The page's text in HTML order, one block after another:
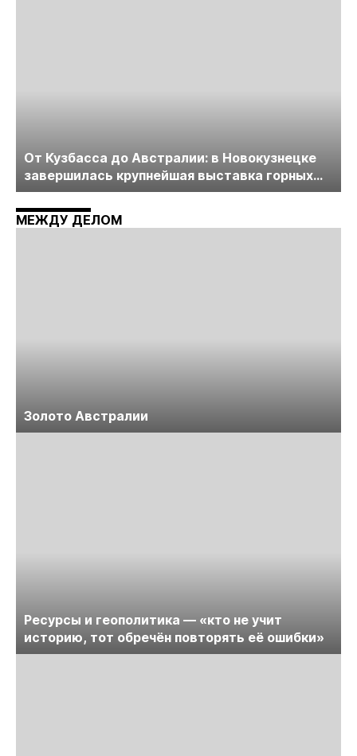
От Кузбасса до Австралии: в Новокузнецке
завершилась крупнейшая выставка горных
технологий «Недра России. Уголь России и
Майнинг»
МЕЖДУ ДЕЛОМ
Золото Австралии
Ресурсы и геополитика — «кто не учит
историю, тот обречён повторять её ошибки»